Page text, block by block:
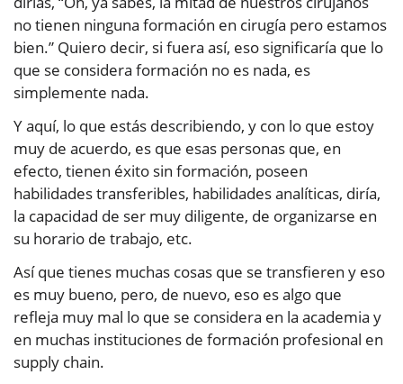
no tienen ninguna formación en cirugía pero estamos
bien.” Quiero decir, si fuera así, eso significaría que lo
que se considera formación no es nada, es
simplemente nada.
Y aquí, lo que estás describiendo, y con lo que estoy
muy de acuerdo, es que esas personas que, en
efecto, tienen éxito sin formación, poseen
habilidades transferibles, habilidades analíticas, diría,
la capacidad de ser muy diligente, de organizarse en
su horario de trabajo, etc.
Así que tienes muchas cosas que se transfieren y eso
es muy bueno, pero, de nuevo, eso es algo que
refleja muy mal lo que se considera en la academia y
en muchas instituciones de formación profesional en
supply chain.